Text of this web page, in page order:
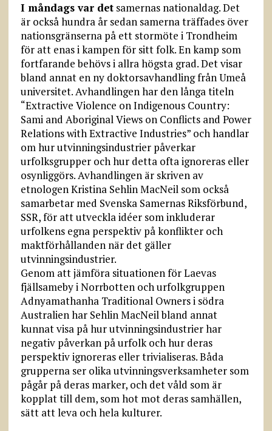
I måndags var detsamernas nationaldag. Det
är också hundra år sedan samerna träffades över
nationsgränserna på ett stormöte i Trondheim
för att enas i kampen för sitt folk. En kamp som
fortfarande behövs i allra högsta grad. Det visar
bland annat en ny doktorsavhandling från Umeå
universitet. Avhandlingen har den långa titeln
“Extractive Violence on Indigenous Country:
Sami and Aboriginal Views on Conflicts and Power
Relations with Extractive Industries” och handlar
om hur utvinningsindustrier påverkar
urfolksgrupper och hur detta ofta ignoreras eller
osynliggörs. Avhandlingen är skriven av
etnologen Kristina Sehlin MacNeil som också
samarbetar med Svenska Samernas Riksförbund,
SSR, för att utveckla idéer som inkluderar
urfolkens egna perspektiv på konflikter och
maktförhållanden när det gäller
utvinningsindustrier.
Genom att jämföra situationen för Laevas
fjällsameby i Norrbotten och urfolkgruppen
Adnyamathanha Traditional Owners i södra
Australien har Sehlin MacNeil bland annat
kunnat visa på hur utvinnings­industrier har
negativ påverkan på urfolk och hur deras
perspektiv ignoreras eller trivialiseras. Båda
grupperna ser olika utvinningsverksamheter som
pågår på deras marker, och det våld som är
kopplat till dem, som hot mot deras samhällen,
sätt att leva och hela kulturer.